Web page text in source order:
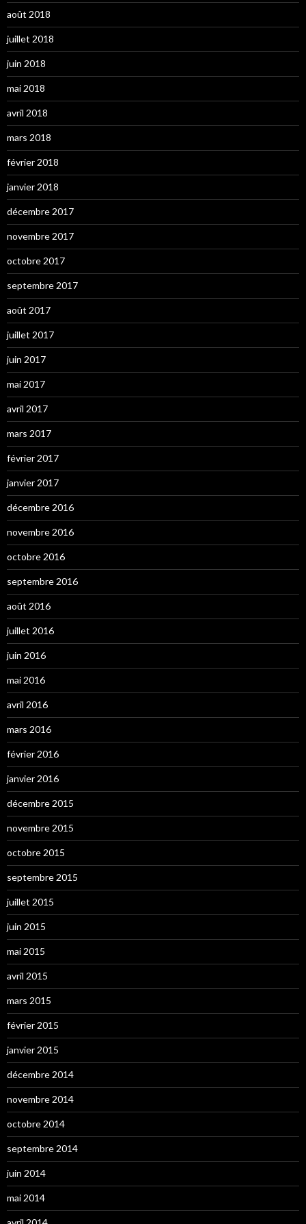
août 2018
juillet 2018
juin 2018
mai 2018
avril 2018
mars 2018
février 2018
janvier 2018
décembre 2017
novembre 2017
octobre 2017
septembre 2017
août 2017
juillet 2017
juin 2017
mai 2017
avril 2017
mars 2017
février 2017
janvier 2017
décembre 2016
novembre 2016
octobre 2016
septembre 2016
août 2016
juillet 2016
juin 2016
mai 2016
avril 2016
mars 2016
février 2016
janvier 2016
décembre 2015
novembre 2015
octobre 2015
septembre 2015
juillet 2015
juin 2015
mai 2015
avril 2015
mars 2015
février 2015
janvier 2015
décembre 2014
novembre 2014
octobre 2014
septembre 2014
juin 2014
mai 2014